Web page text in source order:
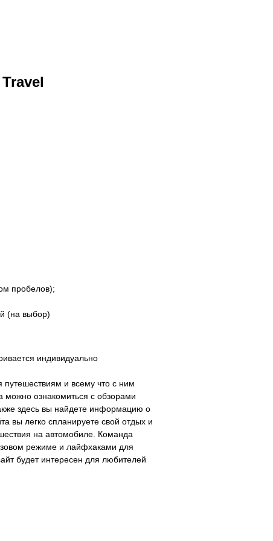
пробелов);
(на выбор)
индивидуально
и всему что с ним
можно ознакомиться с обзорами
здесь вы найдете информацию о
вы легко спланируете свой отдых и
на автомобиле. Команда
режиме и лайфхаками для
будет интересен для любителей